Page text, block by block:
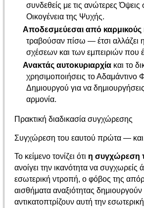
συνδεθείς με τις ανώτερες Όψεις
Οικογένεια της Ψυχής.
Αποδεσμεύεσαι από καρμικούς
τραβούσαν πίσω — έτσι αλλάζει
σχέσεων και των εμπειριών που
Ανακτάς αυτοκυριαρχία και το
χρησιμοποιήσεις το Αδαμάντινο
Δημιουργού για να
αρμονία.
Πρακτική διαδικασία συγχώρεσης
Συγχώρεση του εαυτού πρώτα —
Το κείμενο τονίζει ότι η συγχώρεση
ανοίγει την ικανότητα να συγχωρείς
εσωτερική ντροπή, ο φόβος της
αισθήματα αναξιότητας
αντικατοπτρίζουν αυτή την